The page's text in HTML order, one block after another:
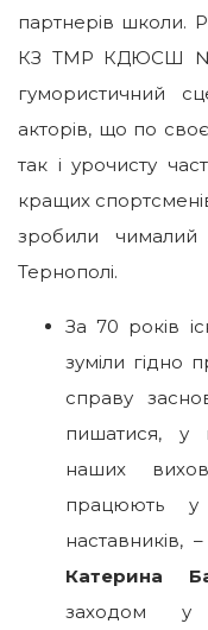
партнерів школи.
КЗ ТМР КДЮСШ №1
гумористичний
акторів, що по
так і урочисту
кращих
зробили
Тернополі.
За 70 років
зуміли гідно
справу
пишатися, у
наших
працюють
наставників, –
Катерина
заходом у